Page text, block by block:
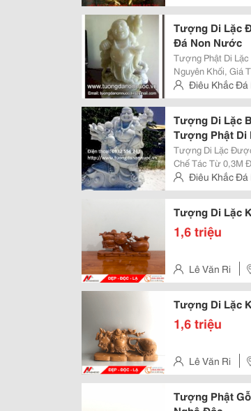
Chinh, Q.tân Bình
Tượng Di Lặc
Đá Non Nước
Tượng Phật Di
Nguyên Khối, Giá
Tận Nơi. Tượng
Nhận Tượng Và
Điêu Khắc Đá
Hành Sơn, Tp.đà
Tượng Di Lặc
Tượng Phật Di
Tượng Di Lặc
Chế Tác Từ 0,3M Đến 6M. Ngoài Ra Cơ Sở Chúng
Theo Yêu Cầu
Điêu Khắc Đá
Hành Sơn, Tp.đà
Tượng Di Lặc
1,6 triệu
Lê Văn Ri
Tượng Di Lặc
1,6 triệu
Lê Văn Ri
Tượng Phật